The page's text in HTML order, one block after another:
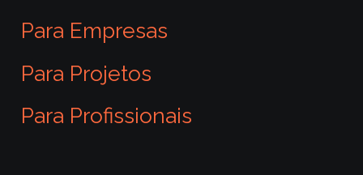
Para Empresas
Para Projetos
Para Profissionais